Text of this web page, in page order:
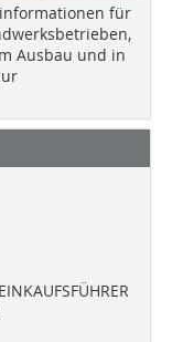
für
Ausbau und in